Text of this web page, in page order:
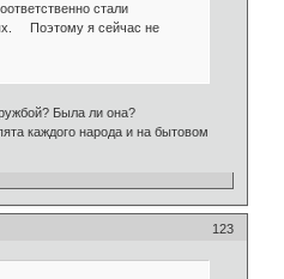
стали
Поэтому я сейчас не
Была ли она?
каждого народа и на бытовом
123